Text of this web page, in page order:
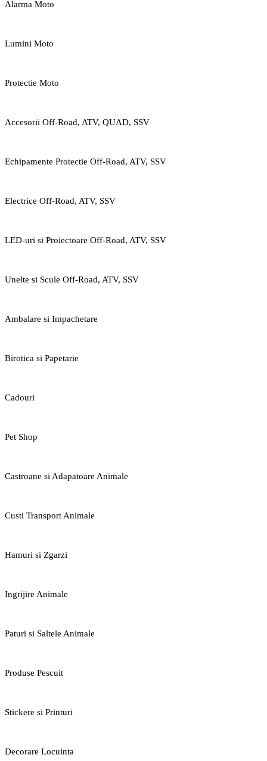
Alarma Moto
Lumini Moto
Protectie Moto
Accesorii Off-Road, ATV, QUAD, SSV
Echipamente Protectie Off-Road, ATV, SSV
Electrice Off-Road, ATV, SSV
LED-uri si Proiectoare Off-Road, ATV, SSV
Unelte si Scule Off-Road, ATV, SSV
Ambalare si Impachetare
Birotica si Papetarie
Cadouri
Pet Shop
Castroane si Adapatoare Animale
Custi Transport Animale
Hamuri si Zgarzi
Ingrijire Animale
Paturi si Saltele Animale
Produse Pescuit
Stickere si Printuri
Decorare Locuinta